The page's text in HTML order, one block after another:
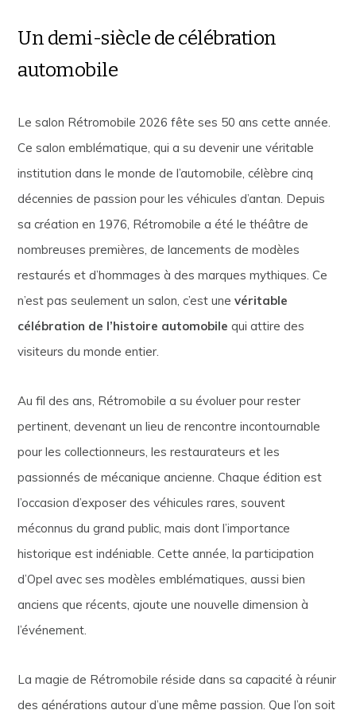
Un demi-siècle de célébration
automobile
Le salon Rétromobile 2026 fête ses 50 ans cette année.
Ce salon emblématique, qui a su devenir une véritable
institution dans le monde de l’automobile, célèbre cinq
décennies de passion pour les véhicules d’antan. Depuis
sa création en 1976, Rétromobile a été le théâtre de
nombreuses premières, de lancements de modèles
restaurés et d’hommages à des marques mythiques. Ce
n’est pas seulement un salon, c’est unevéritable
célébration de l’histoire automobile qui attire des
visiteurs du monde entier.
Au fil des ans, Rétromobile a su évoluer pour rester
pertinent, devenant un lieu de rencontre incontournable
pour les collectionneurs, les restaurateurs et les
passionnés de mécanique ancienne. Chaque édition est
l’occasion d’exposer des véhicules rares, souvent
méconnus du grand public, mais dont l’importance
historique est indéniable. Cette année, la participation
d’Opel avec ses modèles emblématiques, aussi bien
anciens que récents, ajoute une nouvelle dimension à
l’événement.
La magie de Rétromobile réside dans sa capacité à réunir
des générations autour d’une même passion. Que l’on soit